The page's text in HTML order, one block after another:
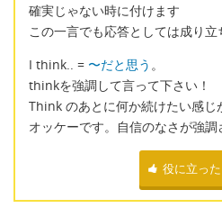
確実じゃない時に付けます
この一言でも応答としては成り立
I think.. = 〜だと思う 。
thinkを強調して言って下さい！
Think のあとに何か続けたい感じ
オッケーです。自信のなさが強調
役に立った